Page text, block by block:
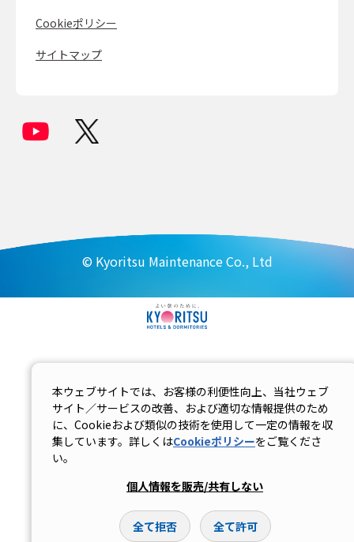
Cookieポリシー
サイトマップ
© Kyoritsu Maintenance Co., Ltd
本ウェブサイトでは、お客様の利便性向上、当社ウェブ
サイト／サービスの改善、および適切な情報提供のため
に、Cookieおよび類似の技術を使用して一定の情報を収
集しています。詳しくはCookieポリシーをご覧くださ
い。
個人情報を販売/共有しない
全て拒否 全て許可